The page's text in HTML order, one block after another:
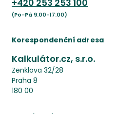
+420 253 253 100
(Po-Pá 9:00-17:00)
Korespondenční adresa
Kalkulátor.cz, s.r.o.
Zenklova 32/28
Praha 8
180 00